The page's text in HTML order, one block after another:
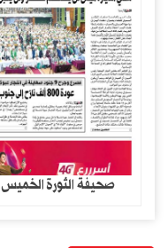
صحيفة الثورة الخميس 23 صفر 1448- 6 اغسطس 2026